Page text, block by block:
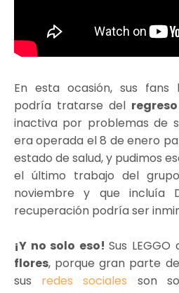
En esta ocasión, sus fans
podría tratarse del
inactiva por problemas de
era operada el 8 de enero
estado de salud, y pudimos
el último trabajo del
noviembre y que incluía
recuperación podría ser
¡Y no solo eso!Sus
flores, porque gran parte
sus redes sociales son